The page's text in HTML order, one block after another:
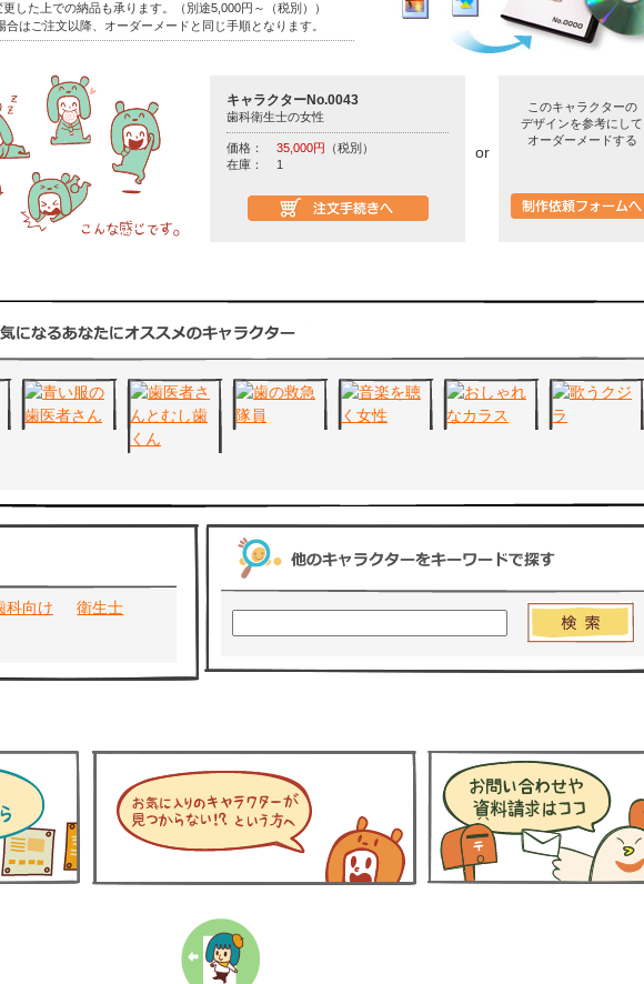
した上での納品も承ります。（別途5,000円～（税別））
はご注文以降、オーダーメードと同じ手順となります。
キャラクターNo.0043
歯科衛生士の女性
価格： 35,000円 （税別）
在庫：
1
or
このキャラクターの
デザインを参考にして
オーダーメードする
科向け
衛生士